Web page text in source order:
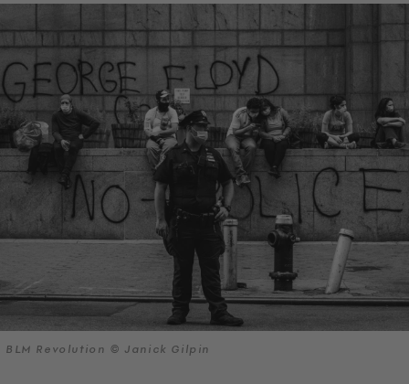
BLM Revolution © Janick Gilpin